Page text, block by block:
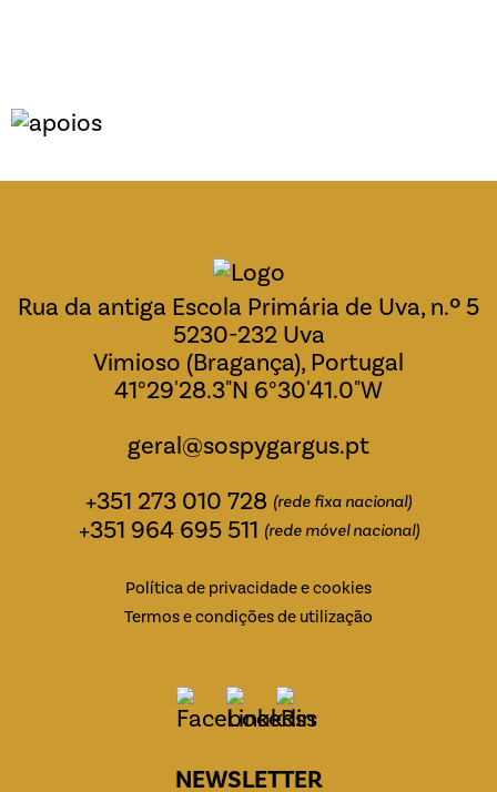
Rua da antiga Escola Primária de Uva, n.º 5
5230-232 Uva
Vimioso (Bragança), Portugal
41°29'28.3"N 6°30'41.0"W
geral@sospygargus.pt
+351 273 010 728 (rede fixa nacional)
+351 964 695 511 (rede móvel nacional)
Política de privacidade e cookies
Termos e condições de utilização
NEWSLETTER